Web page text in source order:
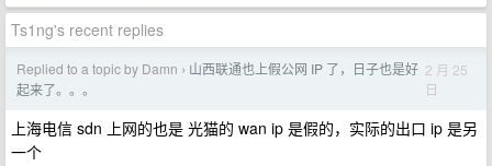
Ts1ng's recent replies
Replied to a topic by Damn › 山西联通也上假公网 IP 了，日子也是好
起来了。。。
2 月 25
日
上海电信 sdn 上网的也是 光猫的 wan ip 是假的，实际的出口 ip 是另
一个